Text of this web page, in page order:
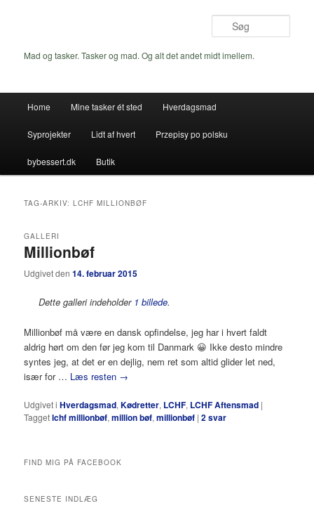
indhold
indholdMad og tasker. Tasker og mad. Og alt det andet midt imellem.
Home Mine tasker ét sted Hverdagsmad
Syprojekter Lidt af hvert Przepisy po polsku
bybessert.dk Butik
TAG-ARKIV:LCHF MILLIONBØF
Millionbøf
GALLERI
Udgivet den14. februar 2015
Dette galleri indeholder 1 billede.
Millionbøf må være en dansk opfindelse, jeg har i hvert faldt
aldrig hørt om den før jeg kom til Danmark 😀 Ikke desto mindre
syntes jeg, at det er en dejlig, nem ret som altid glider let ned,
især for … Læs resten →
Udgivet i Hverdagsmad,Kødretter, LCHF, LCHF Aftensmad |
Taggetlchf millionbøf,million bøf,millionbøf |2svar
FIND MIG PÅ FACEBOOK
SENESTE INDLÆG